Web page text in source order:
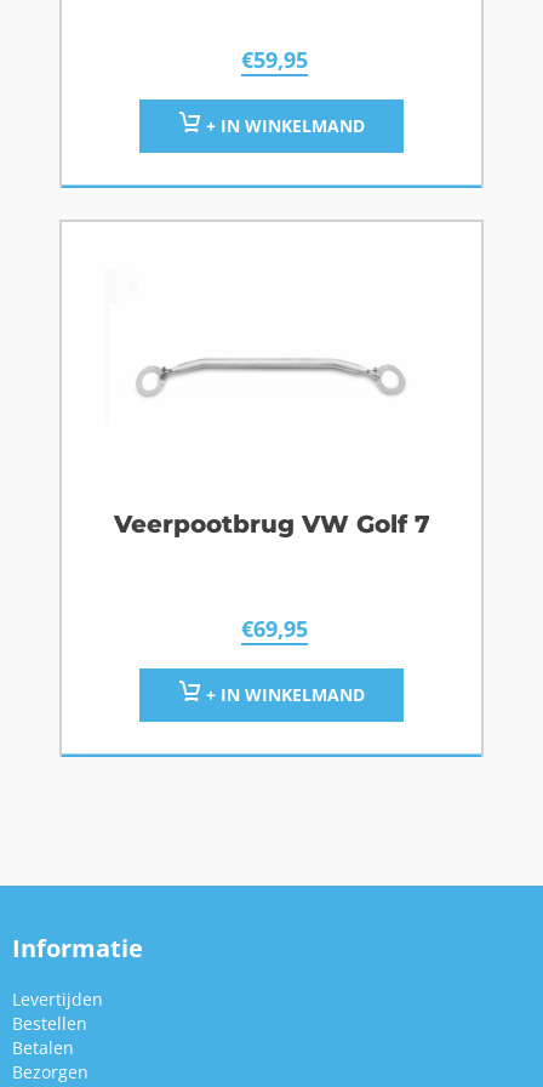
€59,95
+ IN WINKELMAND
Veerpootbrug VW Golf 7
€69,95
+ IN WINKELMAND
Informatie
Levertijden
Bestellen
Betalen
Bezorgen